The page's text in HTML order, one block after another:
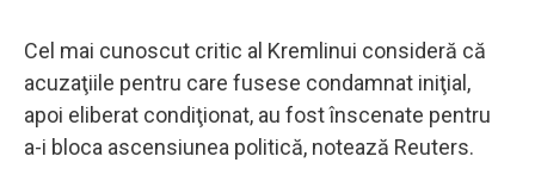
Cel mai cunoscut critic al Kremlinui consideră că
acuzaţiile pentru care fusese condamnat iniţial,
apoi eliberat condiţionat, au fost înscenate pentru
a-i bloca ascensiunea politică, notează Reuters.